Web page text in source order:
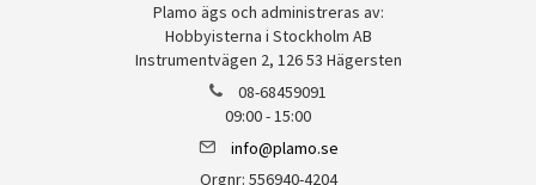
Plamo ägs och administreras av:
Hobbyisterna i Stockholm AB
Instrumentvägen 2, 126 53 Hägersten
08-68459091
09:00 - 15:00
info@plamo.se
Orgnr: 556940-4204